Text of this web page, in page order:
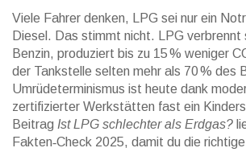
Viele Fahrer denken, LPG sei nur ein
Diesel. Das stimmt nicht. LPG verbrennt
Benzin, produziert bis zu 15 % weniger
der Tankstelle selten mehr als 70 % des
Umrüdeterminismus ist heute dank
zertifizierter Werkstätten fast ein
Beitrag Ist LPG schlechter als Erdgas?
Fakten‑Check 2025, damit du die